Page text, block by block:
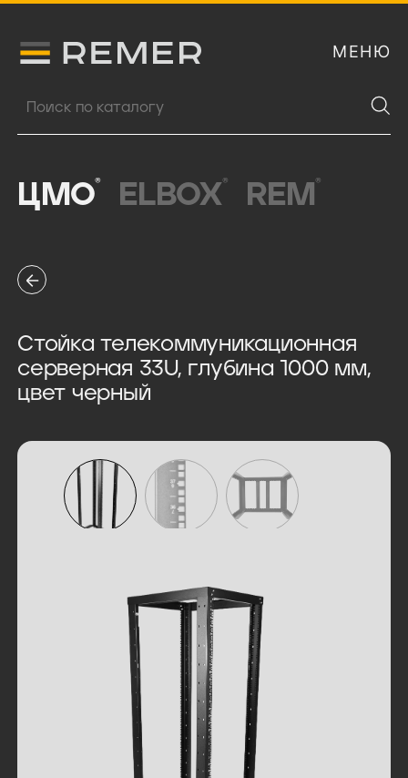
Логитип компании Remer МЕНЮ
Поиск продукции
ЦМО® ELBOX® REM ®
Стойка телекоммуникационная
серверная 33U, глубина 1000 мм,
цвет черный